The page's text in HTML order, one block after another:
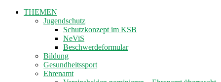
THEMEN
Jugendschutz
Schutzkonzept im KSB
NeViS
Beschwerdeformular
Bildung
Gesundheitssport
Ehrenamt